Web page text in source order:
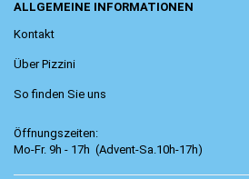
ALLGEMEINE INFORMATIONEN
Kontakt
Über Pizzini
So finden Sie uns
Öffnungszeiten:
Mo-Fr. 9h - 17h (Advent-Sa.10h-17h)